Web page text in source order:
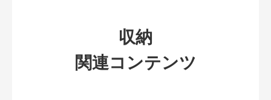
収納
関連コンテンツ